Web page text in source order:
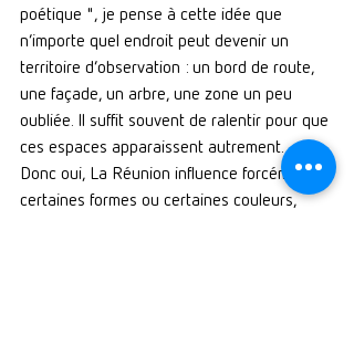
poétique ", je pense à cette idée que
n’importe quel endroit peut devenir un
territoire d’observation : un bord de route,
une façade, un arbre, une zone un peu
oubliée. Il suffit souvent de ralentir pour que
ces espaces apparaissent autrement.
Donc oui, La Réunion influence forcément
certaines formes ou certaines couleurs,